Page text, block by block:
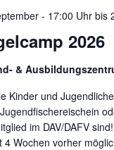
2026
- 17:00 Uhrbis
&
Kinder und
im DAV/DAFV
4 Wochen vorher